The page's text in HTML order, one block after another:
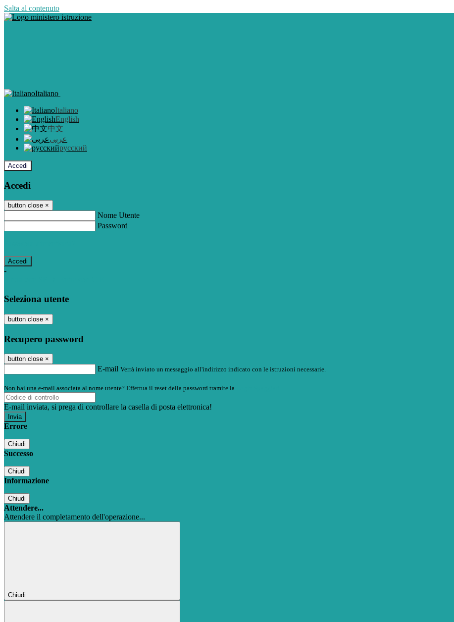
Salta al contenuto
Italiano
Italiano
English
中文
عربى
русский
Accedi
Accedi
button close ×
Nome Utente
Password
-
Seleziona utente
button close ×
Recupero password
button close ×
E-mail Verrà inviato un messaggio all'indirizzo indicato con le istruzioni necessarie.
Non hai una e-mail associata al nome utente? Effettua il reset della password tramite la
E-mail inviata, si prega di controllare la casella di posta elettronica!
Errore
Chiudi
Successo
Chiudi
Informazione
Chiudi
Attendere...
Attendere il completamento dell'operazione...
Chiudi